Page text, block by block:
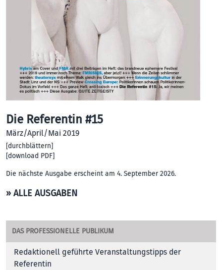
Die Referentin #15
März/April/Mai 2019
[durchblättern]
[download PDF]
Die nächste Ausgabe erscheint am 4. September 2026.
» ALLE AUSGABEN
DAS PROFESSIONELLE PUBLIKUM
Redaktionell geführte Veranstaltungstipps der
Referentin